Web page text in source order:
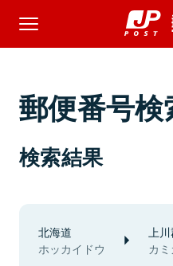
郵便番号検
検索結果
北海道
ホッカイドウ
上
カ